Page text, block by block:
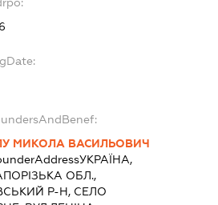
МИКОЛА ВАСИЛЬОВИЧ
УКРАЇНА,
ОБЛ.,
Р-Н, СЕЛО